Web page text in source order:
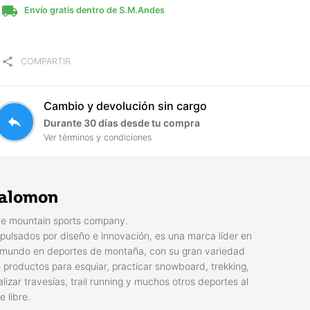
local_shipping Envío gratis dentro de S.M.Andes
share COMPARTIR
reply
Cambio y devolución sin cargo
Durante 30 días desde tu compra
Ver términos y condiciones
mountain sports company.
por diseño e innovación, es una marca líder en
en deportes de montaña, con su gran variedad
productos para esquiar, practicar snowboard, trekking,
travesías, trail running y muchos otros deportes al
libre.